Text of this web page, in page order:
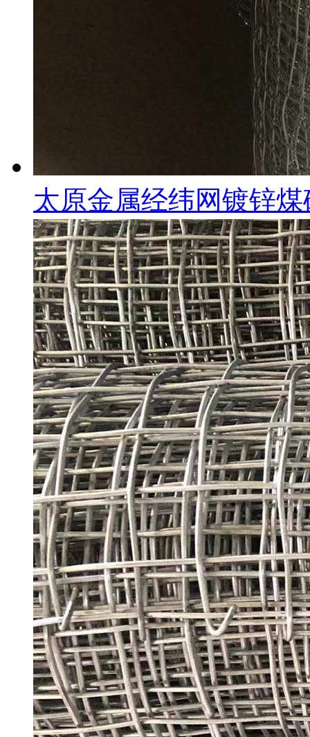
太原金属经纬网镀锌